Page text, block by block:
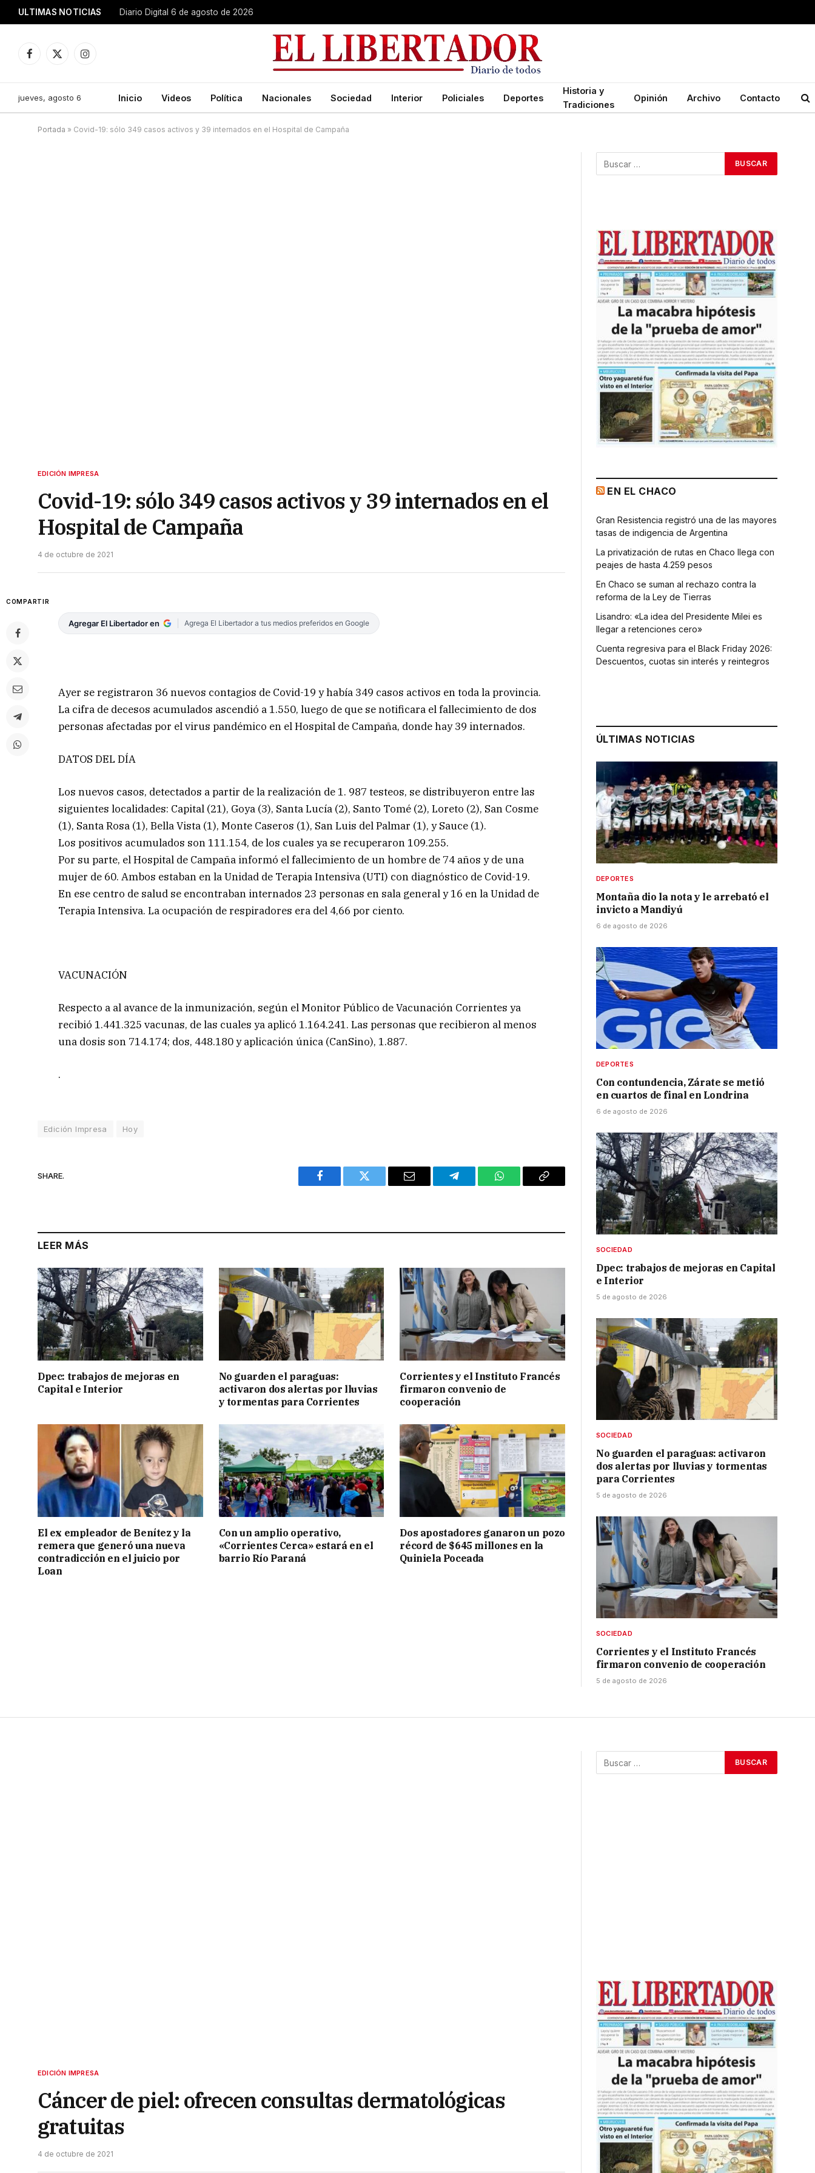
ULTIMAS NOTICIAS Diario Digital 6 de agosto de 2026
Facebook
X
Instagram
jueves, agosto 6 Inicio Videos Política Nacionales Sociedad Interior Policiales Deportes
Historia y
Tradiciones
Opinión Archivo Contacto
Portada » Covid-19: sólo 349 casos activos y 39 internados en el Hospital de Campaña
EDICIÓN IMPRESA
Covid-19: sólo 349 casos activos y 39 internados en el
Hospital de Campaña
4 de octubre de 2021
COMPARTIR
Agregar El Libertador en Agrega El Libertador a tus medios preferidos en Google
Ayer se registraron 36 nuevos contagios de Covid-19 y había 349 casos activos en toda la provincia.
La cifra de decesos acumulados ascendió a 1.550, luego de que se notificara el fallecimiento de dos
personas afectadas por el virus pandémico en el Hospital de Campaña, donde hay 39 internados.
DATOS DEL DÍA
Los nuevos casos, detectados a partir de la realización de 1. 987 testeos, se distribuyeron entre las
siguientes localidades: Capital (21), Goya (3), Santa Lucía (2), Santo Tomé (2), Loreto (2), San Cosme
(1), Santa Rosa (1), Bella Vista (1), Monte Caseros (1), San Luis del Palmar (1), y Sauce (1).
Los positivos acumulados son 111.154, de los cuales ya se recuperaron 109.255.
Por su parte, el Hospital de Campaña informó el fallecimiento de un hombre de 74 años y de una
mujer de 60. Ambos estaban en la Unidad de Terapia Intensiva (UTI) con diagnóstico de Covid-19.
En ese centro de salud se encontraban internados 23 personas en sala general y 16 en la Unidad de
Terapia Intensiva. La ocupación de respiradores era del 4,66 por ciento.
VACUNACIÓN
Respecto a al avance de la inmunización, según el Monitor Público de Vacunación Corrientes ya
recibió 1.441.325 vacunas, de las cuales ya aplicó 1.164.241. Las personas que recibieron al menos
una dosis son 714.174; dos, 448.180 y aplicación única (CanSino), 1.887.
.
Edición Impresa Hoy
SHARE.
Facebook Twitter Email Telegram WhatsAppCopy
LEER MÁS
Dpec: trabajos de mejoras en
Capital e Interior
No guarden el paraguas:
activaron dos alertas por lluvias
y tormentas para Corrientes
Corrientes y el Instituto Francés
firmaron convenio de
cooperación
El ex empleador de Benítez y la
remera que generó una nueva
contradicción en el juicio por
Loan
Con un amplio operativo,
«Corrientes Cerca» estará en el
barrio Río Paraná
Dos apostadores ganaron un pozo
récord de $645 millones en la
Quiniela Poceada
EN EL CHACO
Gran Resistencia registró una de las mayores
tasas de indigencia de Argentina
La privatización de rutas en Chaco llega con
peajes de hasta 4.259 pesos
En Chaco se suman al rechazo contra la
reforma de la Ley de Tierras
Lisandro: «La idea del Presidente Milei es
llegar a retenciones cero»
Cuenta regresiva para el Black Friday 2026:
Descuentos, cuotas sin interés y reintegros
ÚLTIMAS NOTICIAS
DEPORTES
Montaña dio la nota y le arrebató el
invicto a Mandiyú
6 de agosto de 2026
DEPORTES
Con contundencia, Zárate se metió
en cuartos de final en Londrina
6 de agosto de 2026
SOCIEDAD
Dpec: trabajos de mejoras en Capital
e Interior
5 de agosto de 2026
SOCIEDAD
No guarden el paraguas: activaron
dos alertas por lluvias y tormentas
para Corrientes
5 de agosto de 2026
SOCIEDAD
Corrientes y el Instituto Francés
firmaron convenio de cooperación
5 de agosto de 2026
EDICIÓN IMPRESA
Cáncer de piel: ofrecen consultas dermatológicas
gratuitas
4 de octubre de 2021